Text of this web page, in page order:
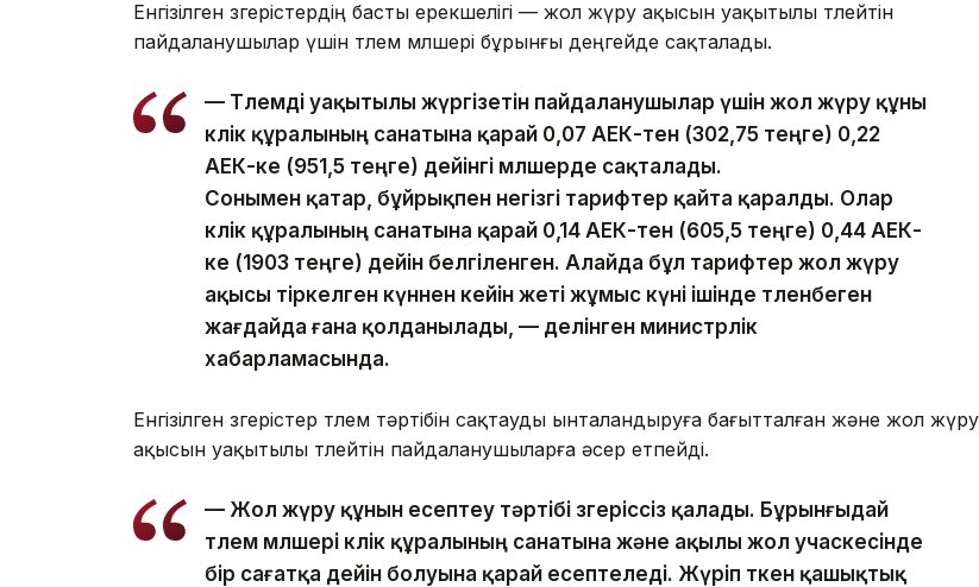
Енгізілген өзгерістердің басты ерекшелігі — жол жүру ақысын уақытылы төлейтін
пайдаланушылар үшін төлем мөлшері бұрынғы деңгейде сақталады.
— Төлемді уақытылы жүргізетін пайдаланушылар үшін жол жүру құны
көлік құралының санатына қарай 0,07 АЕК-тен (302,75 теңге) 0,22
АЕК-ке (951,5 теңге) дейінгі мөлшерде сақталады.
Сонымен қатар, бұйрықпен негізгі тарифтер қайта қаралды. Олар
көлік құралының санатына қарай 0,14 АЕК-тен (605,5 теңге) 0,44 АЕК-
ке (1903 теңге) дейін белгіленген. Алайда бұл тарифтер жол жүру
ақысы тіркелген күннен кейін жеті жұмыс күні ішінде төленбеген
жағдайда ғана қолданылады, — делінген министрлік
хабарламасында.
Енгізілген өзгерістер төлем тәртібін сақтауды ынталандыруға бағытталған және жол жүру
ақысын уақытылы төлейтін пайдаланушыларға әсер етпейді.
— Жол жүру құнын есептеу тәртібі өзгеріссіз қалады. Бұрынғыдай
төлем мөлшері көлік құралының санатына және ақылы жол учаскесінде
бір сағатқа дейін болуына қарай есептеледі. Жүріп өткен қашықтық